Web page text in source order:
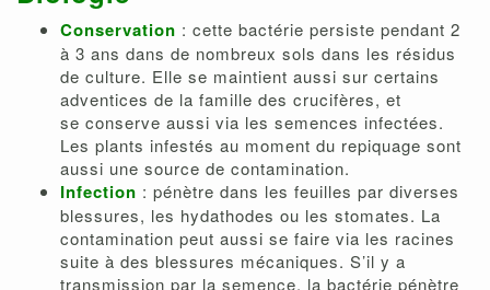
Conservation : cette bactérie persiste pendant 2
à 3 ans dans de nombreux sols dans les résidus
de culture. Elle se maintient aussi sur certains
adventices de la famille des crucifères, et
se conserve aussi via les semences infectées.
Les plants infestés au moment du repiquage sont
aussi une source de contamination.
Infection : pénètre dans les feuilles par diverses
blessures, les hydathodes ou les stomates. La
contamination peut aussi se faire via les racines
suite à des blessures mécaniques. S’il y a
transmission par la semence, la bactérie pénètre